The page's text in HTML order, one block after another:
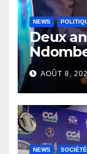
NEWS
Deux
défend
sécurité
AOÛT 8,
NEWS SOCIÉTÉ